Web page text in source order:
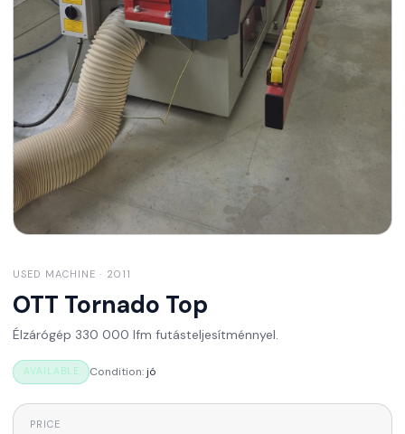
USED MACHINE · 2011
OTT Tornado Top
Élzárógép 330 000 lfm futásteljesítménnyel.
AVAILABLE Condition:jó
PRICE